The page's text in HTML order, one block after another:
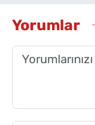
Yorumlar